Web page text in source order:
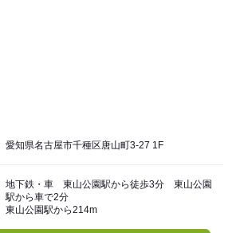
愛知県名古屋市千種区唐山町3-27 1F
地下鉄・車 東山公園駅から徒歩3分 東山公園
駅から車で2分
東山公園駅から214m